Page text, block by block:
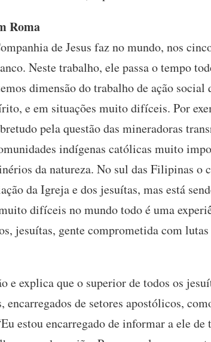
Roma
de Jesus faz no mundo, nos
Neste trabalho, ele passa o tempo
dimensão do trabalho de ação social
e em situações muito difíceis. Por
pela questão das mineradoras
indígenas católicas muito
da natureza. No sul das Filipinas o
da Igreja e dos jesuítas, mas está
difíceis no mundo todo é uma
jesuítas, gente comprometida com
e explica que o superior de todos os
de setores apostólicos,
estou encarregado de informar a ele de